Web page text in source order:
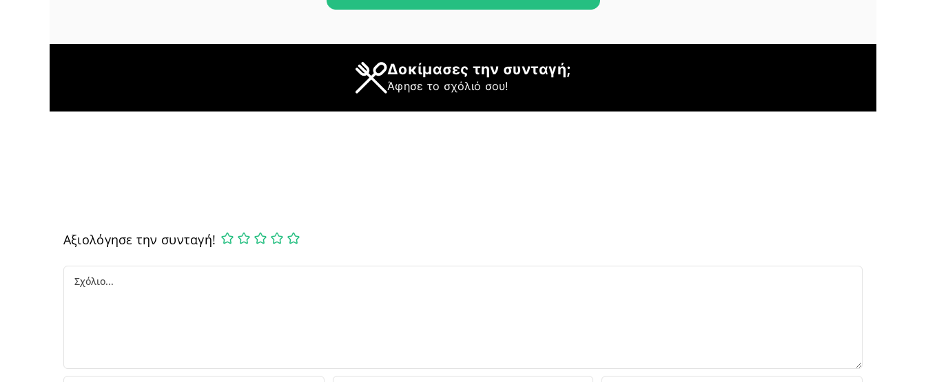
Δοκίμασες την συνταγή;
Άφησε το σχόλιό σου!
Αξιολόγησε την συνταγή!
Comment